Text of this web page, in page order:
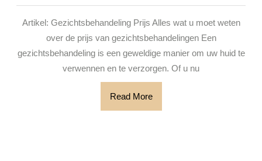
prijs
van
Ontdek
Artikel: Gezichtsbehandeling Prijs Alles wat u moet weten
over de prijs van gezichtsbehandelingen Een
gezichtsbehandeling is een geweldige manier om uw huid te
verwennen en te verzorgen. Of u nu
Read MoreRead
More